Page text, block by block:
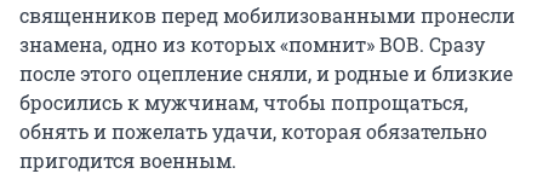
священников перед мобилизованными пронесли
знамена, одно из которых «помнит» ВОВ. Сразу
после этого оцепление сняли, и родные и близкие
бросились к мужчинам, чтобы попрощаться,
обнять и пожелать удачи, которая обязательно
пригодится военным.